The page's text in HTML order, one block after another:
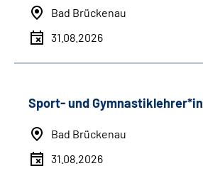
Bad Brückenau
31.08.2026
Sport- und Gymnastiklehrer*in
Bad Brückenau
31.08.2026